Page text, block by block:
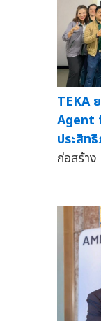
TEKA
Agent
ประสิท
ก่อสร้า